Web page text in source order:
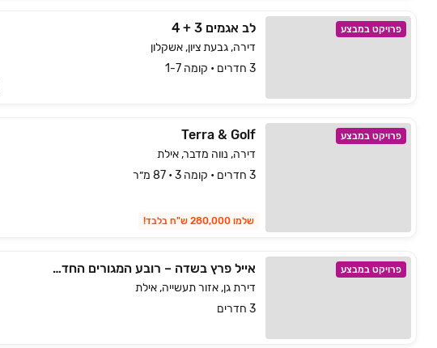
פרויקט במבצע לב אגמים 3 + 4
דירה, גבעת ציון, אשקלון
3 חדרים • קומה 1-7
פרויקט במבצע Terra & Golf
דירה, נווה מדבר, אילת
3 חדרים • קומה 3 • 87 מ״ר
שלמו 280,000 ש"ח בלבד!
פרויקט במבצע אייל פרץ בשדה – רובע המגורים החדש בפארק הטרמינל החדש באילת
דירת גן, אזור תעשייה, אילת
3 חדרים